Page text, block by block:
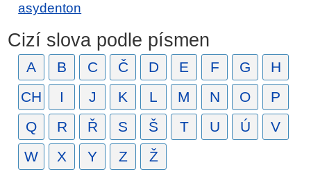
asydenton
Cizí slova podle písmen
A B C Č D E F G
H
CH
I J K L M N O
P
Q
R Ř S Š T U Ú
V
W
X Y Z Ž